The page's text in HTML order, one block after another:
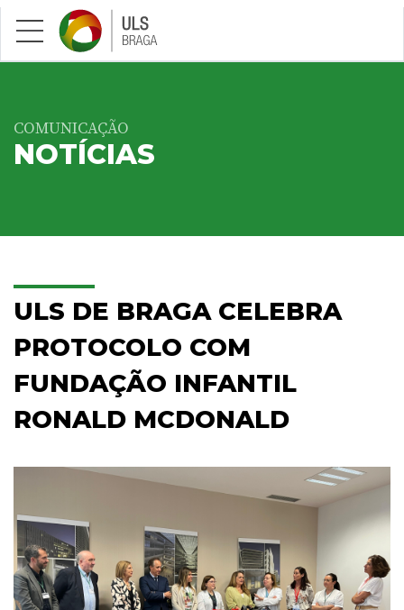
Saltar para conteúdo principal
COMUNICAÇÃO
NOTÍCIAS
ULS DE BRAGA CELEBRA
PROTOCOLO COM
FUNDAÇÃO INFANTIL
RONALD MCDONALD